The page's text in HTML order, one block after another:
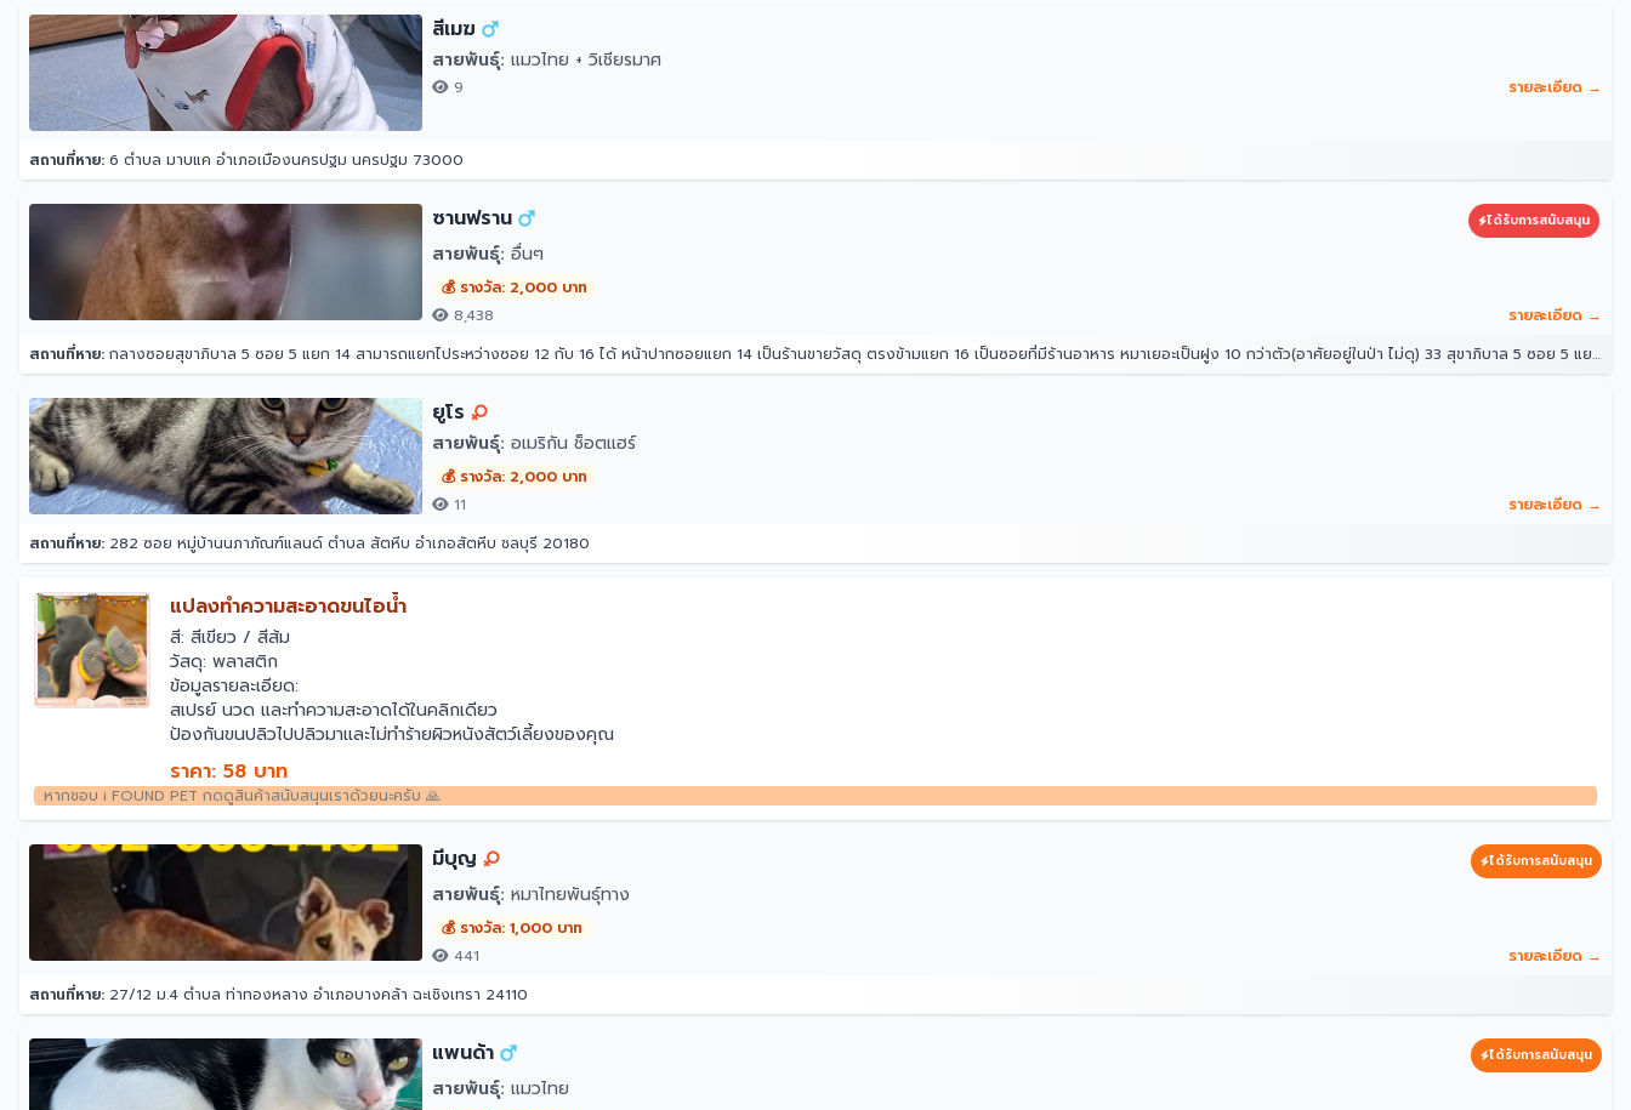
สีเมฆ
สายพันธุ์: แมวไทย + วิเชียรมาศ
9 รายละเอียด →
สถานที่หาย: 6 ตำบล มาบแค อำเภอเมืองนครปฐม นครปฐม 73000
ซานฟราน ได้รับการสนับสนุน
สายพันธุ์: อื่นๆ
💰 รางวัล: 2,000 บาท
8,438
รายละเอียด →
สถานที่หาย: กลางซอยสุขาภิบาล 5 ซอย 5 แยก 14 สามารถแยกไประหว่างซอย 12 กับ 16 ได้ หน้าปากซอยแยก 14 เป็นร้านขายวัสดุ ตรงข้ามแยก 16 เป็นซอยที่มีร้านอาหาร หมาเยอะเป็นฝูง 10 กว่าตัว(อาศัยอยู่ในป่า ไม่ดุ) 33 สุขาภิบาล 5 ซอย 5 แยก 14 แขวง ท่าแร้ง เขตบางเขน กรุงเทพมหานคร 10220 ประเทศไทย
ยูโร
สายพันธุ์: อเมริกัน ช็อตแฮร์
💰 รางวัล: 2,000 บาท
11
รายละเอียด →
สถานที่หาย: 282 ซอย หมู่บ้านนภาภัณฑ์แลนด์ ตำบล สัตหีบ อำเภอสัตหีบ ชลบุรี 20180
แปลงทำความสะอาดขนไอน้ำ
สี: สีเขียว / สีส้ม
วัสดุ: พลาสติก
ข้อมูลรายละเอียด:
สเปรย์ นวด และทำความสะอาดได้ในคลิกเดียว
ป้องกันขนปลิวไปปลิวมาและไม่ทำร้ายผิวหนังสัตว์เลี้ยงของคุณ
หัวหวีเกลียว ดูดซับเส้นผมโดยไม่ทำร้ายผิว หวีผมที่ลอยออกได้อย่างง่ายดาย
มีช่องเติมของเหลวสำหรับเติมน้ำหรือเอสเซ้นส์
ฟันหวีมีความนุ่มมาก
การออกแบบพอร์ตสเปรย์เพื่อป้องกันไฟฟ้าสถิตย์
ราคา: 58 บาท
หากชอบ i FOUND PET กดดูสินค้าสนับสนุนเราด้วยนะครับ 🙏
มีบุญ ได้รับการสนับสนุน
สายพันธุ์: หมาไทยพันธุ์ทาง
💰 รางวัล: 1,000 บาท
441
รายละเอียด →
สถานที่หาย: 27/12 ม.4 ตำบล ท่าทองหลาง อำเภอบางคล้า ฉะเชิงเทรา 24110
แพนด้า ได้รับการสนับสนุน
สายพันธุ์: แมวไทย